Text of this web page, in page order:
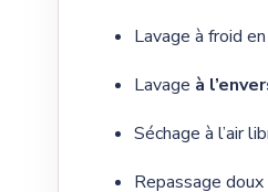
Lavage à froid
Lavage à
Séchage à l’air
Repassage doux